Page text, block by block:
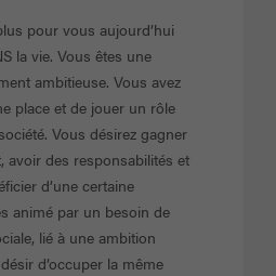
pour vous aujourd’hui
la vie. Vous êtes une
ambitieuse. Vous avez
place et de jouer un rôle
Vous désirez gagner
avoir des responsabilités et
d’une certaine
animé par un besoin de
lié à une ambition
d’occuper la même